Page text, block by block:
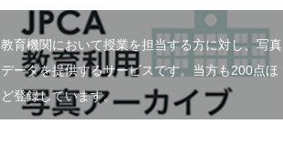
教育機関において授業を担当する方に対し、写真
データを提供するサービスです。当方も200点ほ
ど登録しています。